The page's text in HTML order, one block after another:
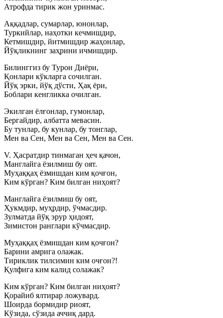
Атрофда тирик жон уринмас.
Аққадлар, сумарлар, юнонлар,
Туркийлар, наҳотки кечмишдир,
Кетмишдир, йитмишдир жаҳонлар,
Йўқликнинг заҳрини ичмишдир.
Билинггиз бу Турон Диёри,
Қонлари кўкларга сочилган.
Йўқ эрки, йўқ дўсти, Ҳақ ёри,
Боблари кенгликка очилган.
Экилган ёлғонлар, гумонлар,
Бергайдир, албатта мевасин.
Бу тунлар, бу кунлар, бу тонглар,
Мен ва Сен, Мен ва Сен, Мен ва Сен.
V. Ҳасратдир тинмаган ҳеч қачон,
Манглайга ёзилмиш бу оят.
Муҳаққаҳ ёзмишдан ким қочғон,
Ким кўрган? Ким билган ниҳоят?
Манглайга ёзилмиш бу оят,
Ҳукмдир, муҳрдир, ўчмасдир.
Зулматда йўқ эрур ҳидоят,
Зимистон ранглари кўчмасдир.
Муҳаққаҳ ёзмишдан ким қочғон?
Барини амрига олажак.
Тириклик тилсимин ким очғон?!
Қулфига ким калид солажак?
Ким кўрган? Ким билган ниҳоят?
Қорайиб ялтирар ложувард.
Шоирда бормидир риоят,
Кўзида, сўзида аччиқ дард.